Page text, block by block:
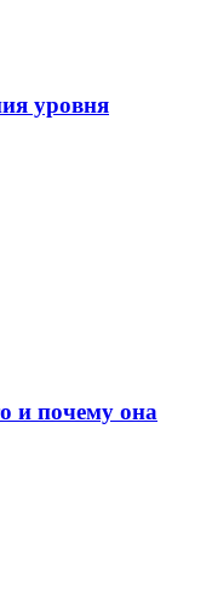
уровня
и почему она